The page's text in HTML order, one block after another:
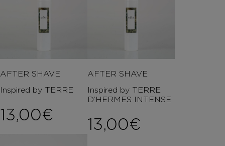
AFTER SHAVE
Inspired by TERRE
13,00€
AFTER SHAVE
Inspired by TERRE
D’HERMES INTENSE
13,00€